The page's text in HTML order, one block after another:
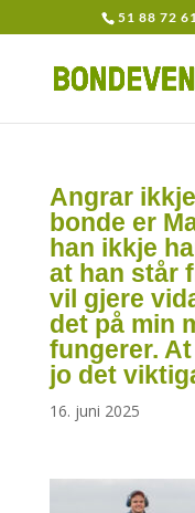
51 88 72
Angrar
bonde er
han ikkje
at han står
vil gjere
det på min
fungerer.
jo det
16. juni 2025